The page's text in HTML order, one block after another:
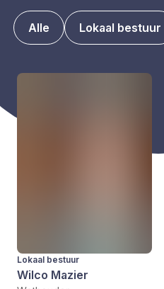
Alle Lokaal bestuur
Lokaal bestuur
Wilco Mazier